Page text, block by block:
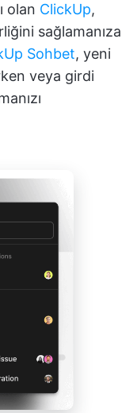
olan ClickUp,
sağlamanıza
Sohbet, yeni
veya girdi